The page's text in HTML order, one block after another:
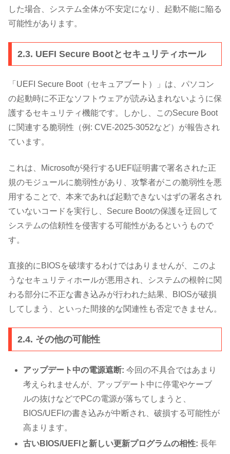
した場合、システム全体が不安定になり、起動不能に陥る
可能性があります。
2.3. UEFI Secure Bootとセキュリティホール
「UEFI Secure Boot（セキュアブート）」は、パソコン
の起動時に不正なソフトウェアが読み込まれないように保
護するセキュリティ機能です。しかし、このSecure Boot
に関連する脆弱性（例: CVE-2025-3052など）が報告され
ています。
これは、Microsoftが発行するUEFI証明書で署名された正
規のモジュールに脆弱性があり、攻撃者がこの脆弱性を悪
用することで、本来であれば起動できないはずの署名され
ていないコードを実行し、Secure Bootの保護を迂回して
システムの信頼性を侵害する可能性があるというもので
す。
直接的にBIOSを破壊するわけではありませんが、このよ
うなセキュリティホールが悪用され、システムの根幹に関
わる部分に不正な書き込みが行われた結果、BIOSが破損
してしまう、といった間接的な関連性も否定できません。
2.4. その他の可能性
アップデート中の電源遮断: 今回の不具合ではあまり
考えられませんが、アップデート中に停電やケーブ
ルの抜けなどでPCの電源が落ちてしまうと、
BIOS/UEFIの書き込みが中断され、破損する可能性が
高まります。
古いBIOS/UEFIと新しい更新プログラムの相性: 長年